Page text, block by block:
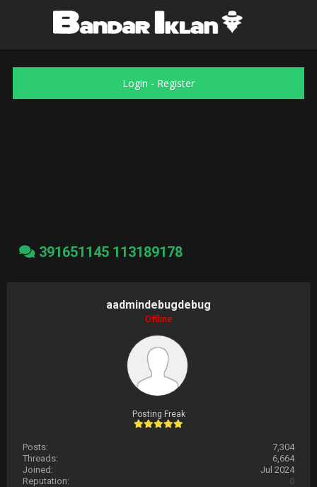
Login - Register
391651145 113189178
aadmindebugdebug
Offline
Posting Freak
Posts:
7,304
Threads:
6,664
Joined:
Jul 2024
Reputation:
0